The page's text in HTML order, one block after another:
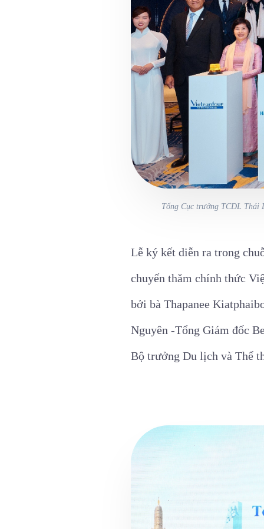
Tổng Cục trưởng TCDL Thái
Lễ ký kết diễn ra trong
chuyến thăm chính thức
bởi bà Thapanee
Nguyên -Tổng Giám đốc
Bộ trưởng Du lịch và Thể